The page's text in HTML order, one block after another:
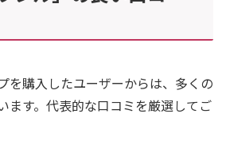
を購入したユーザーからは、多くの
ます。代表的な口コミを厳選してご